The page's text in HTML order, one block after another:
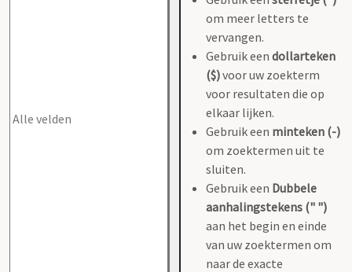
om meer letters te
vervangen.
Gebruik een dollarteken
($)voor uw zoekterm
voor resultaten die op
elkaar lijken.
Gebruik een minteken (-)
om zoektermen uit te
sluiten.
Gebruik een Dubbele
aanhalingstekens (" ")
aan het begin en einde
van uw zoektermen om
naar de exacte